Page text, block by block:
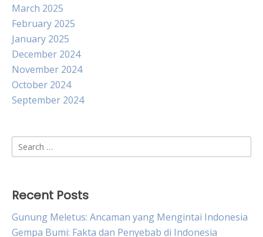
March 2025
February 2025
January 2025
December 2024
November 2024
October 2024
September 2024
Search
for:
Recent Posts
Gunung Meletus: Ancaman yang Mengintai Indonesia
Gempa Bumi: Fakta dan Penyebab di Indonesia